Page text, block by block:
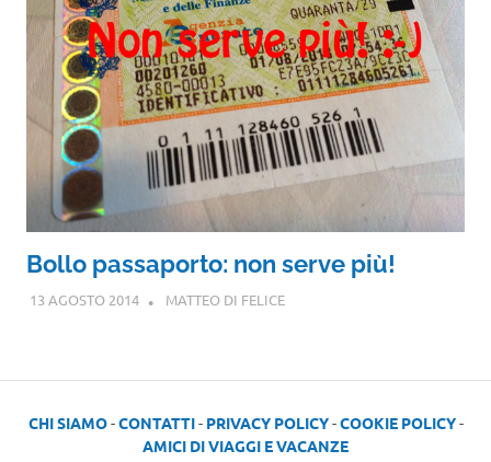
Bollo passaporto: non serve più!
13 AGOSTO 2014 MATTEO DI FELICE
CHI SIAMO-CONTATTI- PRIVACY POLICY-COOKIE POLICY-
AMICI DI VIAGGI E VACANZE